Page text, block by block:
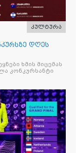
კულტურა
დღეს
ხმის მიცემას
კონკურსანტი